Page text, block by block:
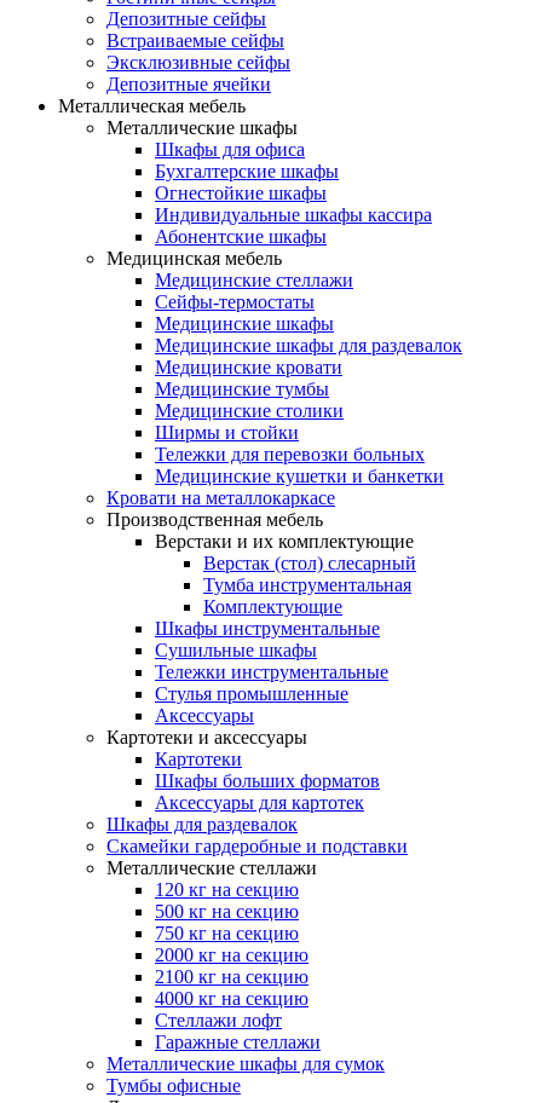
Депозитные сейфы
Встраиваемые сейфы
Эксклюзивные сейфы
Депозитные ячейки
Металлическая мебель
Металлические шкафы
Шкафы для офиса
Бухгалтерские шкафы
Огнестойкие шкафы
Индивидуальные шкафы кассира
Абонентские шкафы
Медицинская мебель
Медицинские стеллажи
Сейфы-термостаты
Медицинские шкафы
Медицинские шкафы для раздевалок
Медицинские кровати
Медицинские тумбы
Медицинские столики
Ширмы и стойки
Тележки для перевозки больных
Медицинские кушетки и банкетки
Кровати на металлокаркасе
Производственная мебель
Верстаки и их комплектующие
Верстак (стол) слесарный
Тумба инструментальная
Комплектующие
Шкафы инструментальные
Сушильные шкафы
Тележки инструментальные
Стулья промышленные
Аксессуары
Картотеки и аксессуары
Картотеки
Шкафы больших форматов
Аксессуары для картотек
Шкафы для раздевалок
Скамейки гардеробные и подставки
Металлические стеллажи
120 кг на секцию
500 кг на секцию
750 кг на секцию
2000 кг на секцию
2100 кг на секцию
4000 кг на секцию
Стеллажи лофт
Гаражные стеллажи
Металлические шкафы для сумок
Тумбы офисные